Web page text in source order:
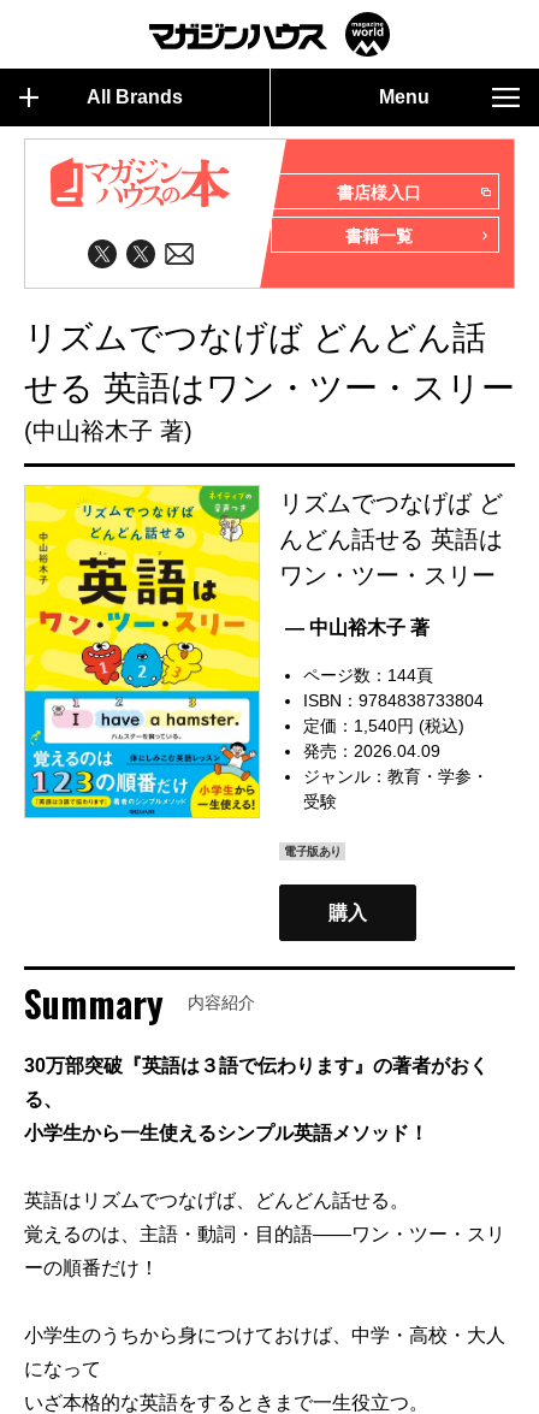
All Brands Menu
書店様入口
書籍一覧
リズムでつなげば どんどん話
せる 英語はワン・ツー・スリー
(中山裕木子 著)
リズムでつなげば ど
んどん話せる 英語は
ワン・ツー・スリー
— 中山裕木子 著
ページ数：144頁
ISBN：9784838733804
定価：1,540円 (税込)
発売：2026.04.09
ジャンル：教育・学参・
受験
電子版あり
購入
Summary 内容紹介
30万部突破『英語は３語で伝わります』の著者がおく
る、
小学生から一生使えるシンプル英語メソッド！
英語はリズムでつなげば、どんどん話せる。
覚えるのは、主語・動詞・目的語――ワン・ツー・スリ
ーの順番だけ！
小学生のうちから身につけておけば、中学・高校・大人
になって
いざ本格的な英語をするときまで一生役立つ。